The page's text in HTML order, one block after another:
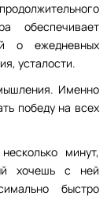
обеспечивает
о ежедневных
усталости.
Именно
победу на всех
минут,
хочешь с ней
быстро